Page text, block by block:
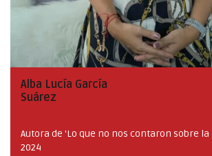
Alba Lucía García
Suárez
Autora de 'Lo que no nos contaron sobre
2024